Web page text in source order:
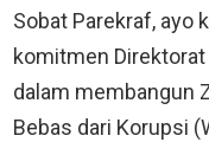
Sobat Parekraf, ayo
komitmen
dalam membangun
Bebas dari Korupsi